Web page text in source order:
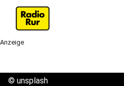
Anzeige
© unsplash